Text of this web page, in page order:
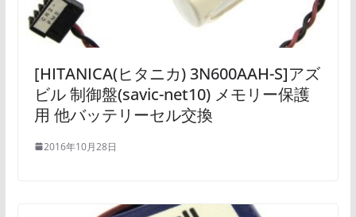
[HITANICA(ヒタニカ) 3N600AAH-S]アズ
ビル 制御盤(savic-net10) メモリー保護
用 他バッテリーセル交換
2016年10月28日